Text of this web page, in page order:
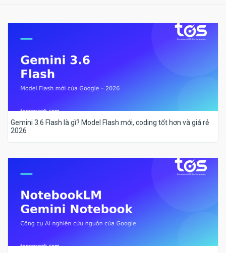
Gemini 3.6 Flash là gì? Model Flash mới, coding tốt hơn và giá rẻ
2026